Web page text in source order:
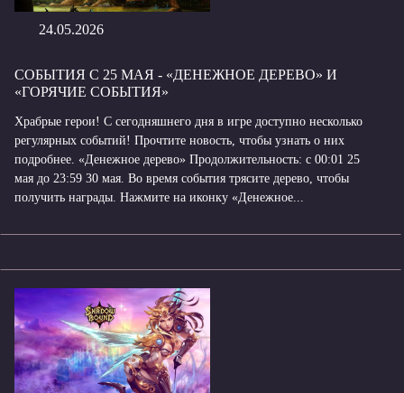
24.05.2026
СОБЫТИЯ С 25 МАЯ - «ДЕНЕЖНОЕ ДЕРЕВО» И
«ГОРЯЧИЕ СОБЫТИЯ»
Храбрые герои! С сегодняшнего дня в игре доступно несколько
регулярных событий! Прочтите новость, чтобы узнать о них
подробнее. «Денежное дерево» Продолжительность: с 00:01 25
мая до 23:59 30 мая. Во время события трясите дерево, чтобы
получить награды. Нажмите на иконку «Денежное...